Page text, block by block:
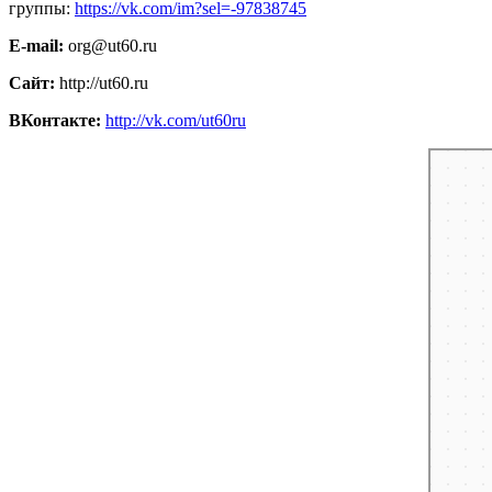
группы: https://vk.com/im?sel=-97838745
E-mail: org@ut60.ru
Сайт: http://ut60.ru
ВКонтакте: http://vk.com/ut60ru